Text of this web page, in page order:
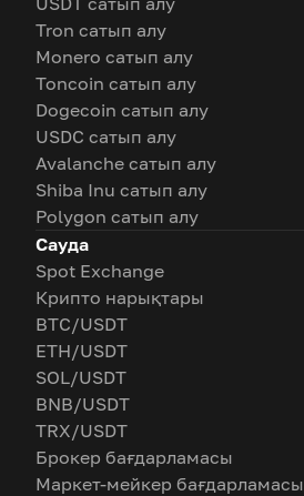
Tron сатып алу
Monero сатып алу
Toncoin сатып алу
Dogecoin сатып алу
USDC сатып алу
Avalanche сатып алу
Shiba Inu сатып алу
Polygon сатып алу
Сауда
Spot Exchange
Крипто нарықтары
BTC/USDT
ETH/USDT
SOL/USDT
BNB/USDT
TRX/USDT
Брокер бағдарламасы
Маркет-мейкер бағдарламасы